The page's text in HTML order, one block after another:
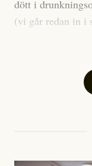
dött i
(vi går redan in i
Har du också
mardröm? Bra,
att han brukar